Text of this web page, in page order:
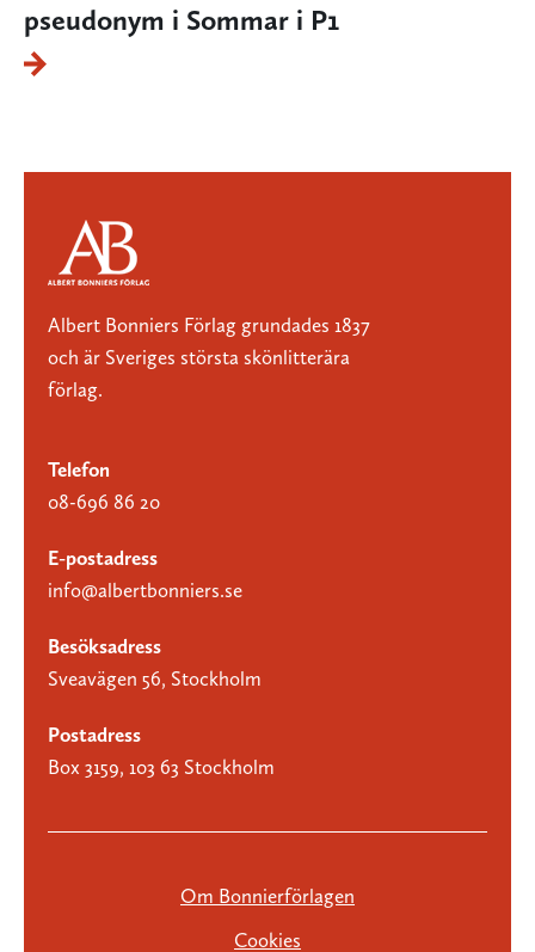
pseudonym i Sommar i P1
Albert Bonniers Förlag grundades 1837
och är Sveriges största skönlitterära
förlag.
Telefon
08-696 86 20
E-postadress
info@albertbonniers.se
Besöksadress
Sveavägen 56, Stockholm
Postadress
Box 3159, 103 63 Stockholm
Om Bonnierförlagen
Cookies